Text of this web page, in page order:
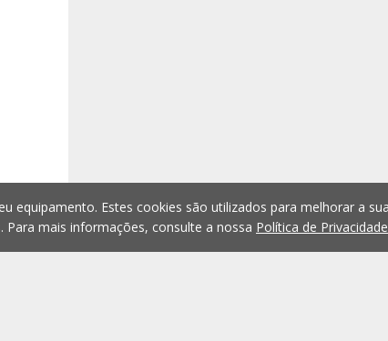
equipamento. Estes cookies são utilizados para melhorar a
Para mais informações, consulte a nossa Política de Privacidade